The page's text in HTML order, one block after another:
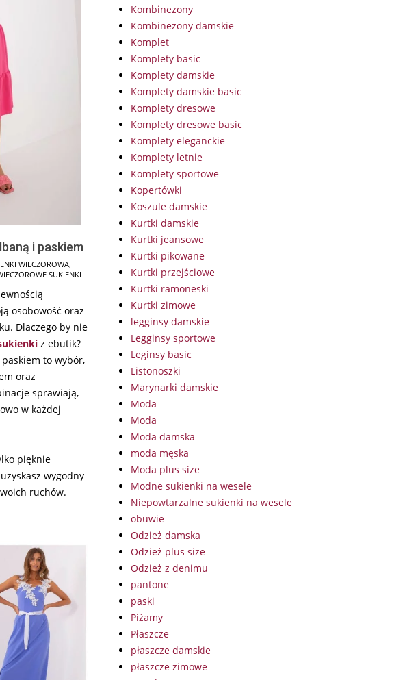
i paskiem
WIECZOROWA,
SUKIENKI
osobowość oraz
Dlaczego by nie
z ebutik?
to wybór,
oraz
sprawiają,
w każdej
pięknie
wygodny
ruchów.
Kombinezony
Kombinezony damskie
Komplet
Komplety basic
Komplety damskie
Komplety damskie basic
Komplety dresowe
Komplety dresowe basic
Komplety eleganckie
Komplety letnie
Komplety sportowe
Kopertówki
Koszule damskie
Kurtki damskie
Kurtki jeansowe
Kurtki pikowane
Kurtki przejściowe
Kurtki ramoneski
Kurtki zimowe
legginsy damskie
Legginsy sportowe
Leginsy basic
Listonoszki
Marynarki damskie
Moda
Moda
Moda damska
moda męska
Moda plus size
Modne sukienki na wesele
Niepowtarzalne sukienki na wesele
obuwie
Odzież damska
Odzież plus size
Odzież z denimu
pantone
paski
Piżamy
Płaszcze
płaszcze damskie
płaszcze zimowe